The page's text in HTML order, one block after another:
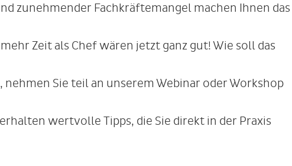
zunehmender Fachkräftemangel machen Ihnen das
Zeit als Chef wären jetzt ganz gut! Wie soll das
nehmen Sie teil an unserem Webinar oder Workshop
wertvolle Tipps, die Sie direkt in der Praxis